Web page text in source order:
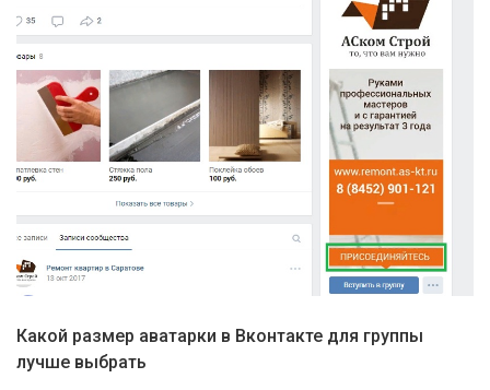
Какой размер аватарки в Вконтакте для группы
лучше выбрать